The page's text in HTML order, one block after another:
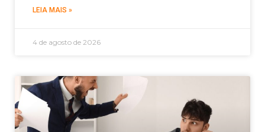
LEIA MAIS »
4 de agosto de 2026